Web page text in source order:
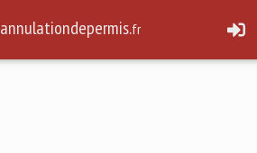
annulationdepermis.fr